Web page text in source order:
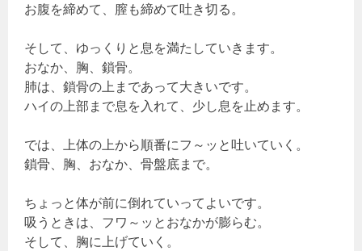
お腹を締めて、膣も締めて吐き切る。
そして、ゆっくりと息を満たしていきます。
おなか、胸、鎖骨。
肺は、鎖骨の上まであって大きいです。
ハイの上部まで息を入れて、少し息を止めます。
では、上体の上から順番にフ～ッと吐いていく。
鎖骨、胸、おなか、骨盤底まで。
ちょっと体が前に倒れていってよいです。
吸うときは、フワ～ッとおなかが膨らむ。
そして、胸に上げていく。